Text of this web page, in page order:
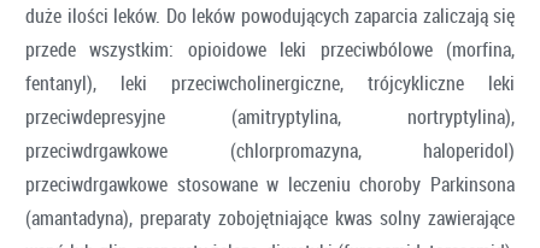
duże ilości leków. Do leków powodujących zaparcia zaliczają się
przede wszystkim: opioidowe leki przeciwbólowe (morfina,
fentanyl), leki przeciwcholinergiczne, trójcykliczne leki
przeciwdepresyjne (amitryptylina, nortryptylina),
przeciwdrgawkowe (chlorpromazyna, haloperidol)
przeciwdrgawkowe stosowane w leczeniu choroby Parkinsona
(amantadyna), preparaty zobojętniające kwas solny zawierające